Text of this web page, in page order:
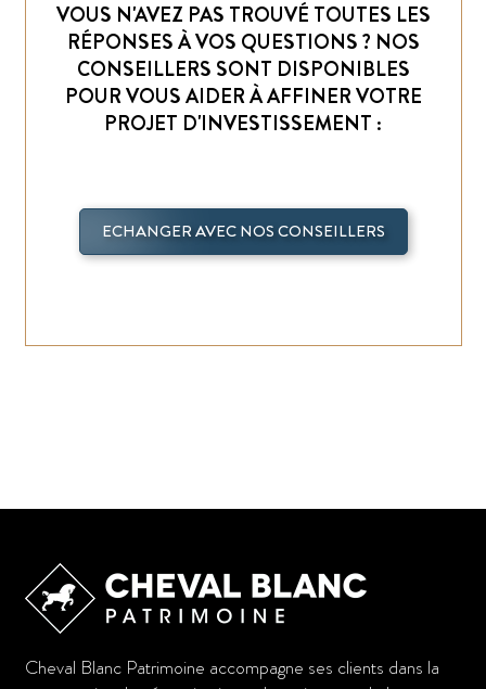
VOUS N'AVEZ PAS TROUVÉ TOUTES LES
RÉPONSES À VOS QUESTIONS ? NOS
CONSEILLERS SONT DISPONIBLES
POUR VOUS AIDER À AFFINER VOTRE
PROJET D'INVESTISSEMENT :
ECHANGER AVEC NOS CONSEILLERS
Cheval Blanc Patrimoine accompagne ses clients dans la